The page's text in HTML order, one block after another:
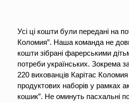
Усі ці кошти були передані на
Коломия”. Наша команда не
кошти зібрані фарерськими
потреби українських. Зокрема
220 вихованців Карітас
продуктових наборів у рамках
кошик”. Не оминуть пасхальні